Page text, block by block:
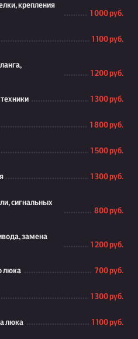
крепления
1 000 руб.
1 100 руб.
1 200 руб.
1 300 руб.
1 800 руб.
1 500 руб.
1 300 руб.
сигнальных
800 руб.
замена
1 200 руб.
люка 700 руб.
1 300 руб.
люка 1 100 руб.